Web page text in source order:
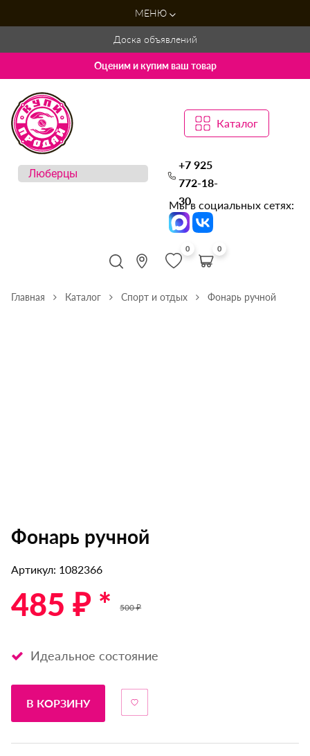
МЕНЮ
Доска объявлений
Оценим и купим ваш товар
Каталог
+7 925
772-18-
30
Мы в социальных сетях:
0 0
Главная Каталог Спорт и отдых Фонарь ручной
Фонарь ручной
Артикул: 1082366
485 ₽ * 500 ₽
Идеальное состояние
В КОРЗИНУ